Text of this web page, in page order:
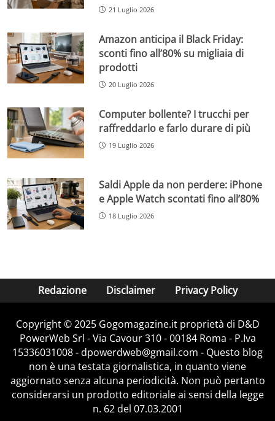
21 Luglio 2026
Amazon anticipa il Black Friday:
sconti fino all’80% su migliaia di
prodotti
20 Luglio 2026
Computer bollente? I trucchi per
raffreddarlo e farlo durare di più
19 Luglio 2026
Saldi Apple da non perdere: iPhone
e Apple Watch scontati fino all’80%
18 Luglio 2026
Redazione Disclaimer Privacy Policy
Copyright © 2025 Gogomagazine.it proprietà di D&D
PowerWeb Srl - Via Cavour 310 - 00184 Roma - P.Iva
15336031008 - dpowerdweb@gmail.com - Questo blog
non è una testata giornalistica, in quanto viene
aggiornato senza alcuna periodicità. Non può pertanto
considerarsi un prodotto editoriale ai sensi della legge
n. 62 del 07.03.2001